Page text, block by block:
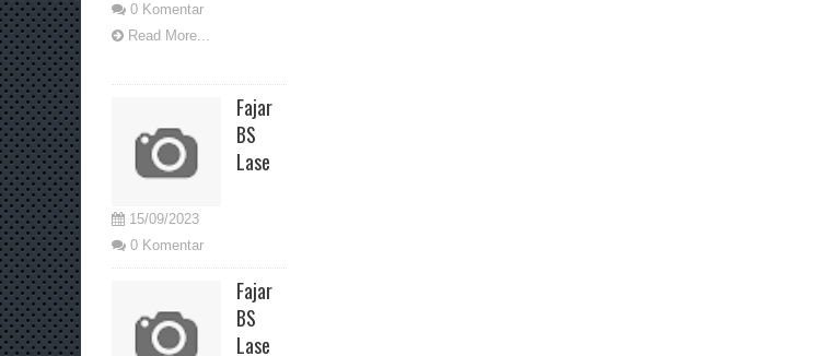
0 Komentar
Read More...
Fajar
BS
Lase
15/09/2023
0 Komentar
Fajar
BS
Lase